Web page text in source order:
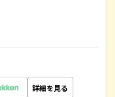
詳細を見る